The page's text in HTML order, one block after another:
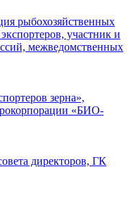
рыбохозяйственных
участник и
межведомственных
зерна»,
«БИО-
директоров, ГК